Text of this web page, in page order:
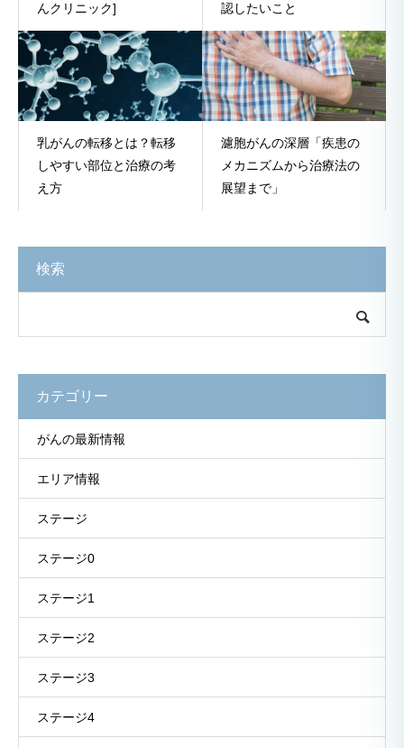
んクリニック]
認したいこと
乳がんの転移とは？転移
しやすい部位と治療の考
え方
濾胞がんの深層「疾患の
メカニズムから治療法の
展望まで」
検索
カテゴリー
がんの最新情報
エリア情報
ステージ
ステージ0
ステージ1
ステージ2
ステージ3
ステージ4